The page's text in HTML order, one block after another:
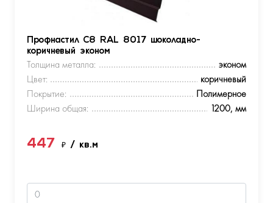
Профнастил С8 RAL 8017 шоколадно-
коричневый эконом
Толщина металла:
эконом
Цвет:
коричневый
Покрытие:
Полимерное
Ширина общая:
1200, мм
447 ₽ / кв.м